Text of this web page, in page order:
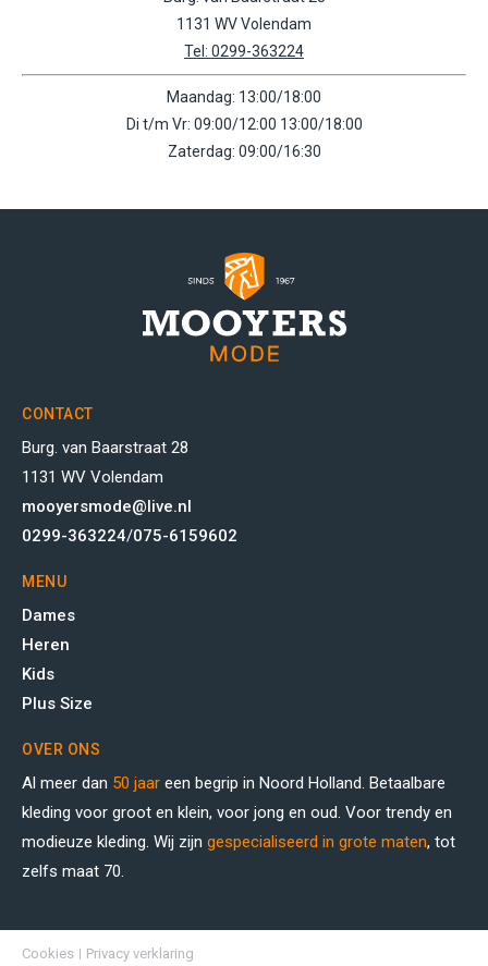
1131 WV Volendam
Tel: 0299-363224
Maandag: 13:00/18:00
Di t/m Vr: 09:00/12:00 13:00/18:00
Zaterdag: 09:00/16:30
CONTACT
Burg. van Baarstraat 28
1131 WV Volendam
mooyersmode@live.nl
0299-363224/075-6159602
MENU
Dames
Heren
Kids
Plus Size
OVER ONS
Al meer dan 50 jaar een begrip in Noord Holland. Betaalbare
kleding voor groot en klein, voor jong en oud. Voor trendy en
modieuze kleding. Wij zijn gespecialiseerd in grote maten, tot
zelfs maat 70.
Cookies Privacy verklaring